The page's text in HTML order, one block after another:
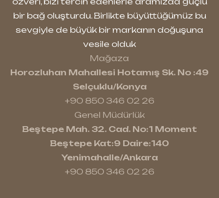
bir bağ oluşturdu. Birlikte büyüttüğümüz bu
sevgiyle de büyük bir markanın doğuşuna
vesile olduk
Mağaza
Horozluhan Mahallesi Hotamış Sk. No :49
Selçuklu/Konya
+90 850 346 02 26
Genel Müdürlük
Beştepe Mah. 32. Cad. No:1 Moment
Beştepe Kat:9 Daire:140
Yenimahalle/Ankara
+90 850 346 02 26